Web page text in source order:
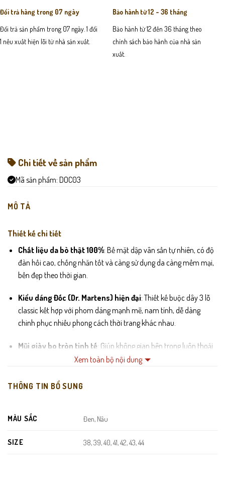
Đổi trả hàng trong 07 ngày
Đổi trả sản phẩm trong 07 ngày. 1 đổi
1 nếu xuất hiện lỗi từ nhà sản xuất.
Bảo hành từ 12 - 36 tháng
Bảo hành từ 12 đến 36 tháng theo
chính sách bảo hành của nhà sản
xuất.
Chi tiết về sản phẩm
Mã sản phẩm: DOC03
MÔ TẢ
Thiết kế chi tiết
Chất liệu da bò thật 100%: Bề mặt dập vân sần tự nhiên, có độ
đàn hồi cao, chống nhăn tốt và càng sử dụng da càng mềm mại,
bền đẹp theo thời gian.
Kiểu dáng Đốc (Dr. Martens) hiện đại: Thiết kế buộc dây 3 lỗ
classic kết hợp với phom dáng mạnh mẽ, nam tính, dễ dàng
chinh phục nhiều phong cách thời trang khác nhau.
Mũi giày bo tròn tinh tế: Giúp không gian bên trong luôn thoải
mái cho các ngón chân, tạo dáng giày gọn gàng nhưng vẫn đầy
mang cả ngày dài.
Đế cao su kếp nguyên khối: Phần đế dày dặn được đúc chắc
Xem toàn bộ nội dung
THÔNG TIN BỔ SUNG
MÀU SẮC Đen, Nâu
SIZE 38, 39, 40, 41, 42, 43, 44